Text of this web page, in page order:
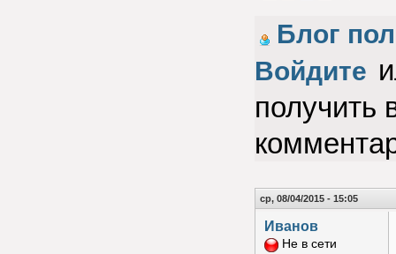
Блог
Войдите
получить
ср, 08/04/2015 - 15:05
Иванов
Не в сети